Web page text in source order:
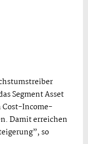
Segment Asset
Cost-Income-
Damit erreichen
so